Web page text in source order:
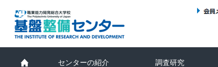
センターの紹介 調査研究